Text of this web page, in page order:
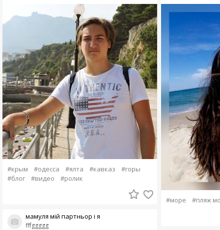
#крым #одесса #ялта #кавказ
#горы
#блог
#видео #ролик
fffggggg
мамуля мій партньор і я
#море #пляж